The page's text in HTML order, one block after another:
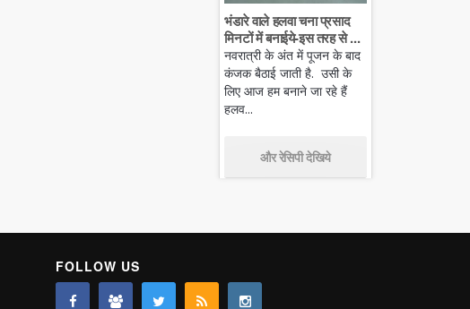
भंडारे वाले हलवा चना प्रसाद
मिनटों में बनाईये-इस तरह से ...
नवरात्री के अंत में पूजन के बाद
कंजक बैठाई जाती है. उसी के
लिए आज हम बनाने जा रहे हैं
हलव...
और रेसिपी देखिये
FOLLOW US